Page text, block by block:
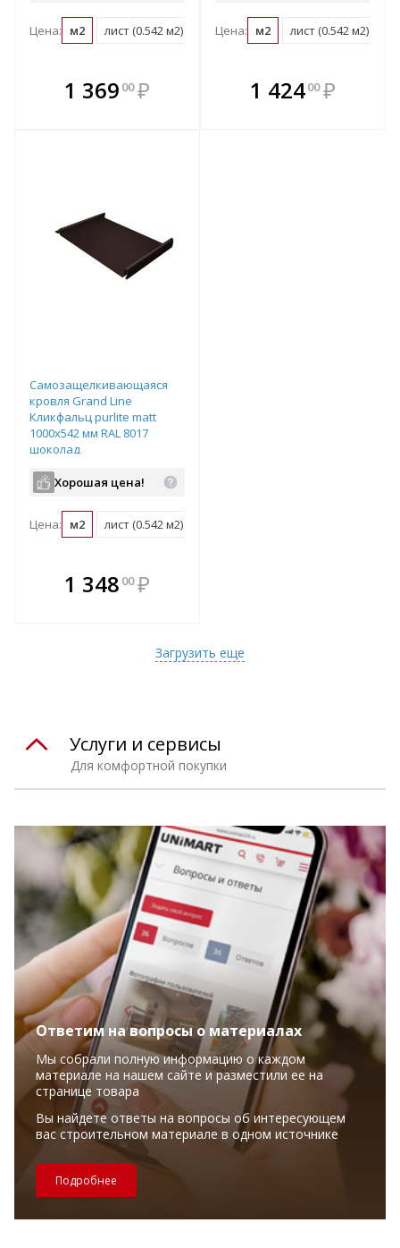
Цена: м2 лист (0.542 м2)
1 369 00 ₽
В комплекте
всегда выгоднее!
Цена: м2 лист (0.542 м2)
В комплекте
всегда выгоднее!
1 42400 ₽
Самозащелкивающаяся
кровля Grand Line
Кликфальц purlite matt
1000х542 мм RAL 8017
шоколад
Хорошая цена!
Цена: м2 лист (0.542 м2)
1 348 00 ₽
Загрузить еще
Для комфортной покупки
Услуги и сервисы
Ответим на вопросы о материалах
Мы собрали полную информацию о каждом
материале на нашем сайте и разместили ее на
странице товара
Вы найдете ответы на вопросы об интересующем
вас строительном материале в одном источнике
Подробнее